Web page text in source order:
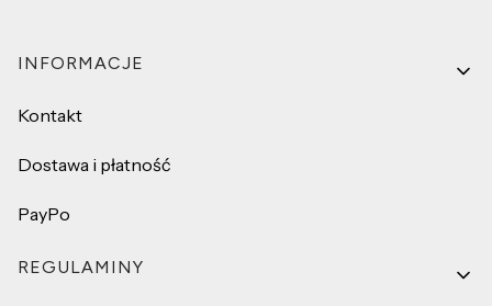
Linki w stopce
INFORMACJE
Kontakt
Dostawa i płatność
PayPo
REGULAMINY